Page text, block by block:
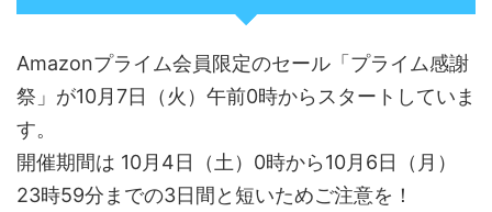
Amazonプライム会員限定のセール「プライム感謝
祭」が10月7日（火）午前0時からスタートしていま
す。
開催期間は 10月4日（土）0時から10月6日（月）
23時59分までの3日間と短いためご注意を！